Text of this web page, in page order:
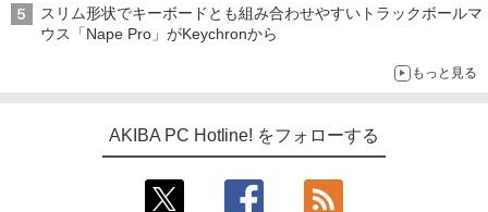
スリム形状でキーボードとも組み合わせやすいトラックボールマ
ウス「Nape Pro」がKeychronから
もっと見る
AKIBA PC Hotline! をフォローする